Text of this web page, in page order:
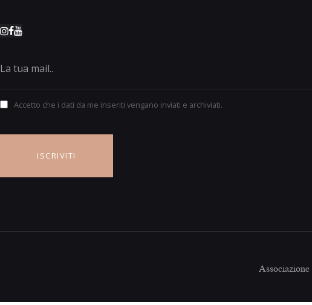
Accetto che i dati da me inseriti vengano inviati e archiviati.